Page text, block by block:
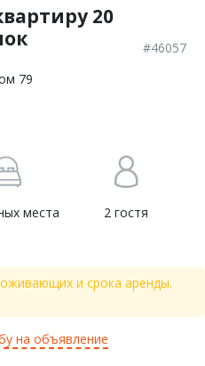
20
#46057
79
места 2 гостя
и срока аренды.
на объявление